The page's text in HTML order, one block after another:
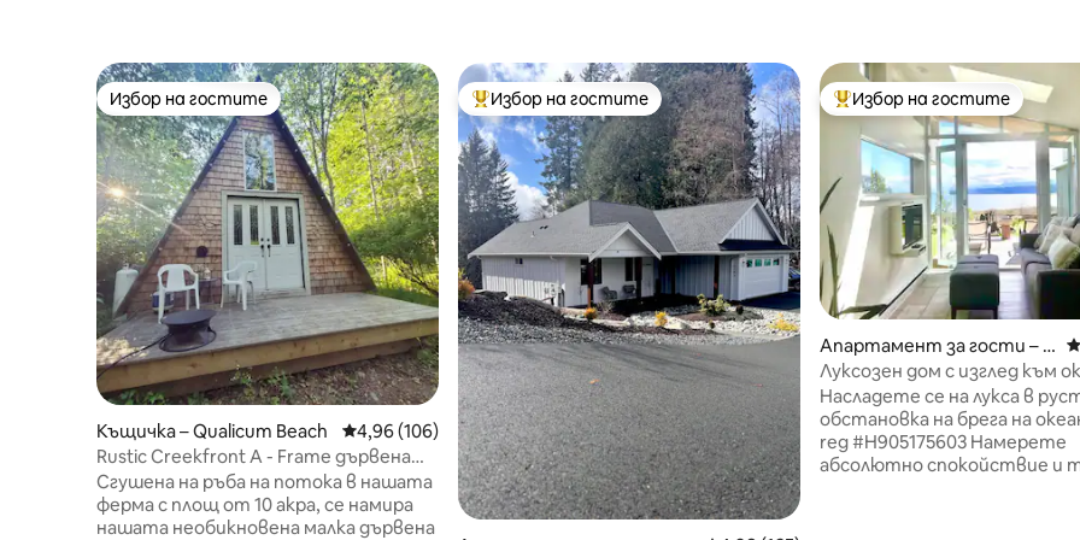
Избор на гостите
Избор на гостите
Къщичка – Qualicum Beach Средна оценка: 4,96 от 5, 106 отзива
4,96 (106)
Rustic Creekfront A - Frame дървена
колиба с лофт и веранда
Сгушена на ръба на потока в нашата
ферма с площ от 10 акра, се намира
нашата необикновена малка дървена
Най-популярен избор на гостите
Избор на гостите Най-популярен избор на
Избор на гостите
Апартамент за гости – D
enman Island
Луксозен дом с изглед към
сауна в естествена
Насладете се на лукса в
обстановка на брега на
reg #H905175603 Намерете
абсолютно спокойствие и